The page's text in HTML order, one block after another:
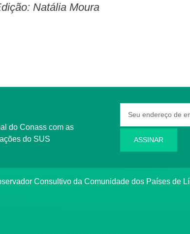
Natália Moura
do SUS
ASSINAR
Consultivo da Comunidade dos Países de